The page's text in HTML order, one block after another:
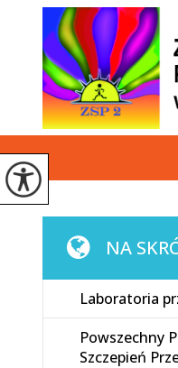
NA
Laboratoria
Powszechny
Szczepień